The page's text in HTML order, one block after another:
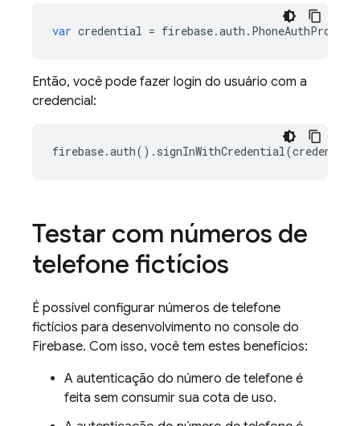
var credential = firebase.auth .
Então, você pode fazer login do usuário com a
credencial:
Testar com números de
telefone fictícios
É possível configurar números de telefone
fictícios para desenvolvimento no console do
Firebase. Com isso, você tem estes benefícios:
A autenticação do número de telefone é
feita sem consumir sua cota de uso.